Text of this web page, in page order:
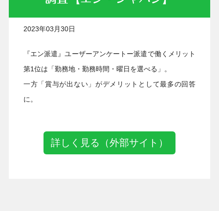
2023年03月30日
『エン派遣』ユーザーアンケートー派遣で働くメリット
第1位は「勤務地・勤務時間・曜日を選べる」。
一方「賞与が出ない」がデメリットとして最多の回答
に。
詳しく見る（外部サイト）